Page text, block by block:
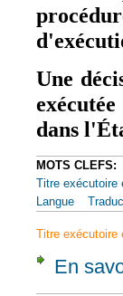
Une
dans
MOTS CLEFS:
Titre exécutoire
Langue
Titre exécutoire
En